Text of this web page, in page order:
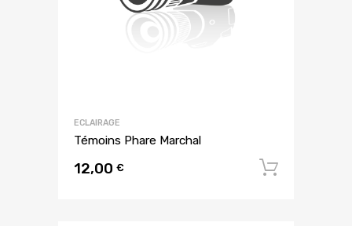
ECLAIRAGE
Témoins Phare Marchal
12,00 €